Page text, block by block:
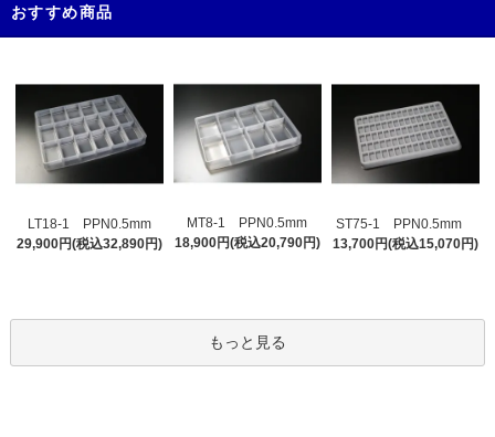
おすすめ商品
LT18-1 PPN0.5mm
29,900円(税込32,890円)
MT8-1 PPN0.5mm
18,900円(税込20,790円)
ST75-1 PPN0.5mm
13,700円(税込15,070円)
もっと見る